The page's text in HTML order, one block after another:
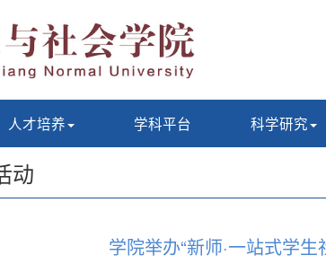
人才培养 学科平台 科学研究
动
学院举办“新师·一站式学